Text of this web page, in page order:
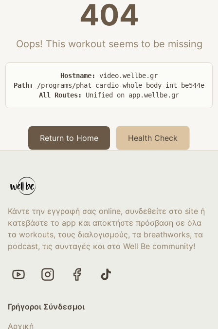
404
Oops! This workout seems to be missing
Hostname:
video.wellbe.gr
Path:
/programs/phat-cardio-whole-body-int-be544e
All Routes:
Unified on app.wellbe.gr
Return to Home Health Check
Κάντε την εγγραφή σας online, συνδεθείτε στο site ή
κατεβάστε το app και αποκτήστε πρόσβαση σε όλα
τα workouts, τους διαλογισμούς, τα breathworks, τα
podcast, τις συνταγές και στο Well Be community!
Γρήγοροι Σύνδεσμοι
Αρχική